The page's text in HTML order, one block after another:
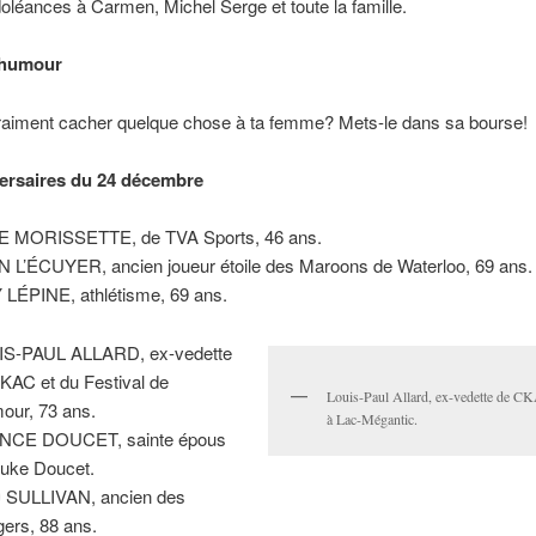
à Carmen, Michel Serge et toute la famille.
cacher quelque chose à ta femme? Mets-le dans sa bourse!
du 24 décembre
MORISSETTE, de TVA Sports, 46 ans.
L’ÉCUYER, ancien joueur étoile des Maroons de Waterloo, 69 ans.
LÉPINE, athlétisme, 69 ans.
Louis-Paul Allard, ex-vedette de
à Lac-Mégantic.
PAUL ALLARD, ex-vedette
et du Festival de
73 ans.
DOUCET, sainte épous
Doucet.
SULLIVAN, ancien des
88 ans.